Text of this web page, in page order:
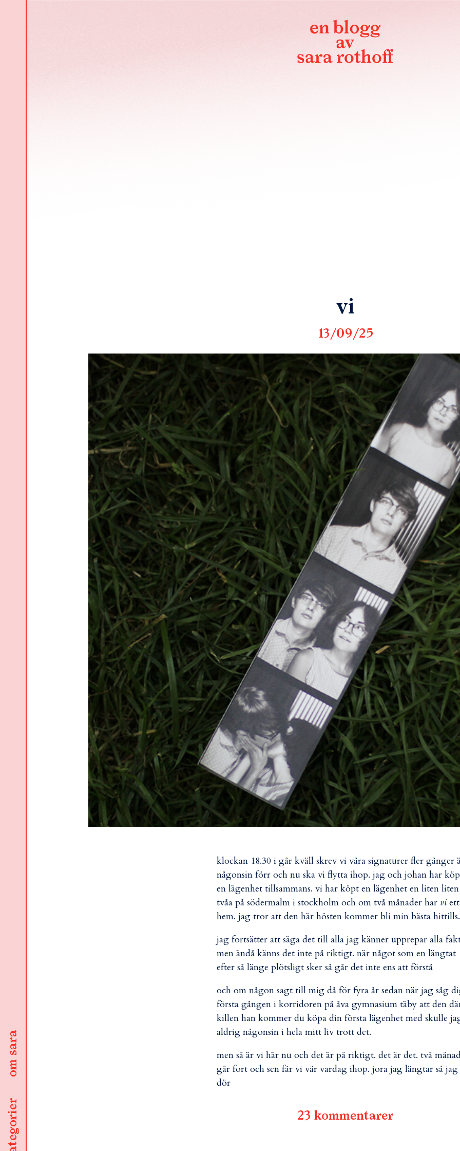
kategorier
om sara
vi
13/09/25
klockan 18.30 i går kväll skrev vi våra signaturer fler gånger
någonsin förr och nu ska vi flytta ihop. jag och johan har
en lägenhet tillsammans. vi har köpt en lägenhet en liten liten
tvåa på södermalm i stockholm och om två månader har vi ett
hem. jag tror att den här hösten kommer bli min bästa hittills.
jag fortsätter att säga det till alla jag känner upprepar alla
men ändå känns det inte på riktigt. när något som en längtat
efter så länge plötsligt sker så går det inte ens att förstå
och om någon sagt till mig då för fyra år sedan när jag såg
första gången i korridoren på åva gymnasium täby att den
killen han kommer du köpa din första lägenhet med skulle
aldrig någonsin i hela mitt liv trott det.
men så är vi här nu och det är på riktigt. det är det. två
går fort och sen får vi vår vardag ihop. jora jag längtar så jag
dör
23 kommentarer